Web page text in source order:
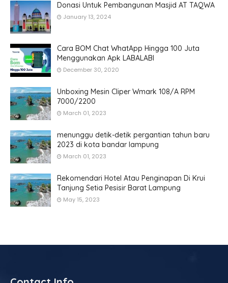
Donasi Untuk Pembangunan Masjid AT TAQWA
January 13, 2024
Cara BOM Chat WhatApp Hingga 100 Juta
Menggunakan Apk LABALABI
December 30, 2020
Unboxing Mesin Cliper Wmark 108/A RPM
7000/2200
March 01, 2023
menunggu detik-detik pergantian tahun baru
2023 di kota bandar lampung
March 01, 2023
Rekomendari Hotel Atau Penginapan Di Krui
Tanjung Setia Pesisir Barat Lampung
May 15, 2023